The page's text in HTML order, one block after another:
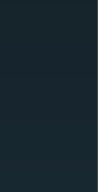
間を見逃さない
、自分の気にな
ました。
のもこの仕組み
替えながら、自
視聴体験として
」
見えるのも大き
で現地にいるか